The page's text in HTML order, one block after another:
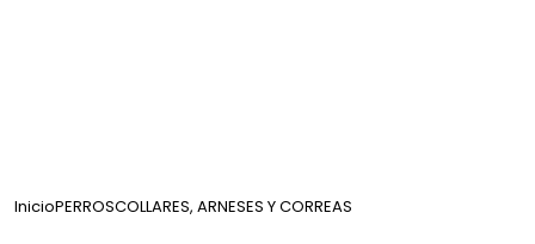
InicioPERROSCOLLARES, ARNESES Y CORREAS